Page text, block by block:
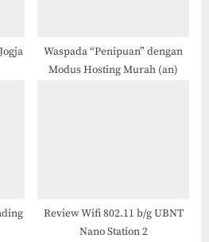
Waspada “Penipuan” dengan
Modus Hosting Murah (an)
Review Wifi 802.11 b/g UBNT
Nano Station 2